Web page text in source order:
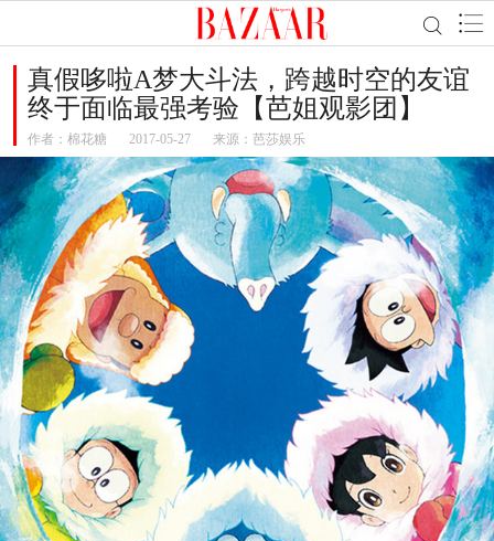
真假哆啦A梦大斗法，跨越时空的友谊
终于面临最强考验【芭姐观影团】
作者： 棉花糖 2017-05-27 来源：芭莎娱乐